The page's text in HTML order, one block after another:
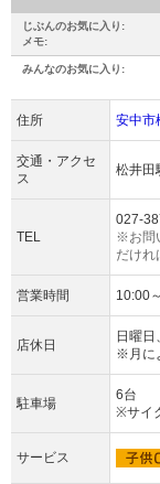
じぶんのお気に入り:
メモ:
みんなのお気に入り:
住所 安中市
交通・アクセ
ス
松井田
TEL
027-
※お問
だけれ
営業時間 10:00
店休日
日曜日
※月に
駐車場
6台
※サイ
サービス